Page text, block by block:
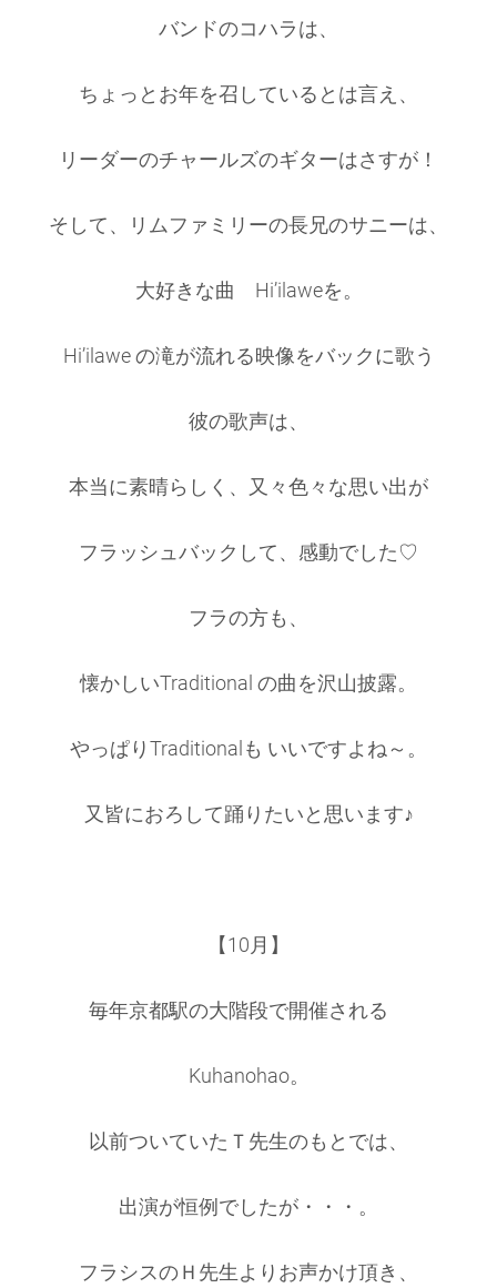
バンドのコハラは、
ちょっとお年を召しているとは言え、
リーダーのチャールズのギターはさすが！
そして、リムファミリーの長兄のサニーは、
大好きな曲 Hi’ilaweを。
Hi’ilawe の滝が流れる映像をバックに歌う
彼の歌声は、
本当に素晴らしく、又々色々な思い出が
フラッシュバックして、感動でした♡
フラの方も、
懐かしいTraditional の曲を沢山披露。
やっぱりTraditionalも いいですよね～。
又皆におろして踊りたいと思います♪
【10月】
毎年京都駅の大階段で開催される
Kuhanohao。
以前ついていたＴ先生のもとでは、
出演が恒例でしたが・・・。
フラシスのＨ先生よりお声かけ頂き、